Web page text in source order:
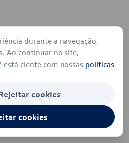
durante a navegação,
Ao continuar no site,
está ciente com nossas políticas
cookies
cookies